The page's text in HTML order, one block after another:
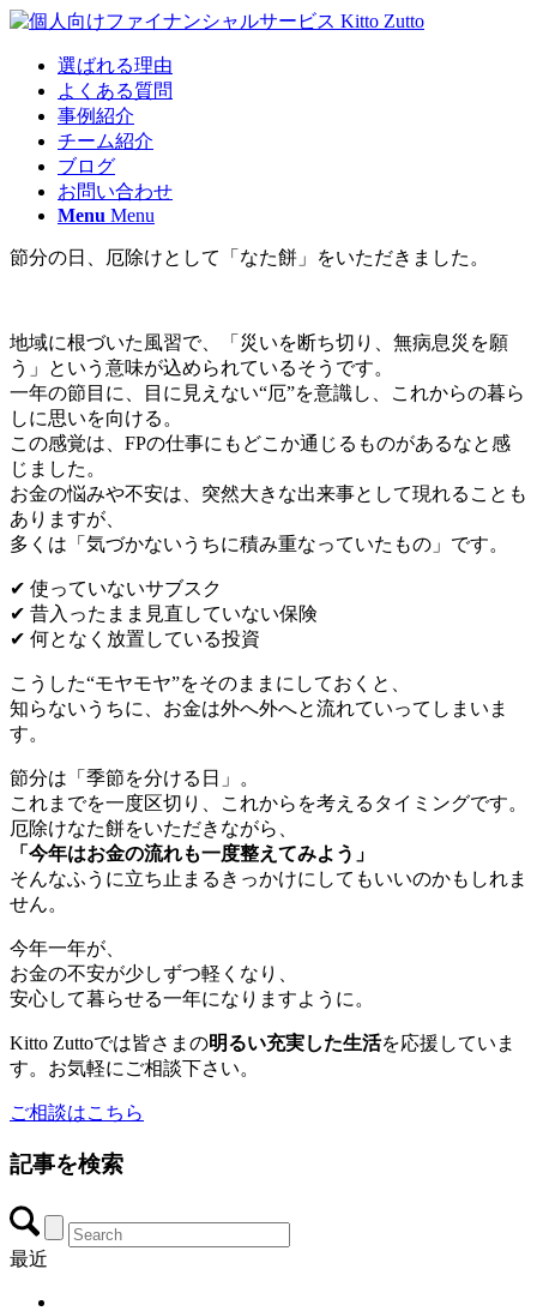
選ばれる理由
よくある質問
事例紹介
チーム紹介
ブログ
お問い合わせ
Menu Menu
節分の日、厄除けとして「なた餅」をいただきました。
地域に根づいた風習で、「災いを断ち切り、無病息災を願
う」という意味が込められているそうです。
一年の節目に、目に見えない“厄”を意識し、これからの暮ら
しに思いを向ける。
この感覚は、FPの仕事にもどこか通じるものがあるなと感
じました。
お金の悩みや不安は、突然大きな出来事として現れることも
ありますが、
多くは「気づかないうちに積み重なっていたもの」です。
✔ 使っていないサブスク
✔ 昔入ったまま見直していない保険
✔ 何となく放置している投資
こうした“モヤモヤ”をそのままにしておくと、
知らないうちに、お金は外へ外へと流れていってしまいま
す。
節分は「季節を分ける日」。
これまでを一度区切り、これからを考えるタイミングです。
厄除けなた餅をいただきながら、
「今年はお金の流れも一度整えてみよう」
そんなふうに立ち止まるきっかけにしてもいいのかもしれま
せん。
今年一年が、
お金の不安が少しずつ軽くなり、
安心して暮らせる一年になりますように。
Kitto Zuttoでは皆さまの明るい充実した生活を応援していま
す。お気軽にご相談下さい。
ご相談はこちら
記事を検索
最近